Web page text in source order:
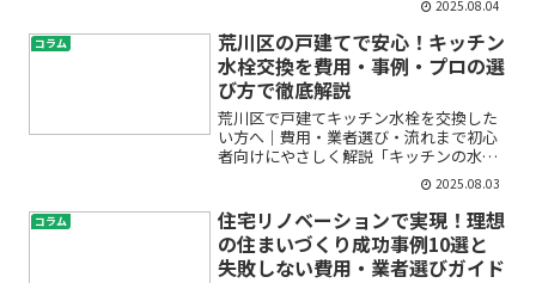
い」「店舗移転費用や手続き、トラブル
が不安…」そんな悩みをお持ちではあり
ませんか？特に東京のよ...
2025.08.04
コラム
荒川区の戸建てで安心！キッチン
水栓交換を費用・事例・プロの選
び方で徹底解説
荒川区で戸建てキッチン水栓を交換した
い方へ｜費用・業者選び・流れまで初心
者向けにやさしく解説「キッチンの水栓
から水漏れが…」「古くなって使い勝手
が悪い」「交換したいけど費用が心
配」。そんなお悩みを抱えて、この記事
にたどり着いた方も多いのでは...
2025.08.03
コラム
住宅リノベーションで実現！理想
の住まいづくり成功事例10選と
失敗しない費用・業者選びガイド